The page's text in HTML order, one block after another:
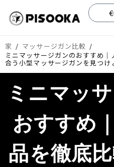
€
家 / マッサージガン比較 /
ミニマッサージガンのおすすめ
合う小型マッサージガンを見つけ
ミニマッ
おすすめ
品を徹底